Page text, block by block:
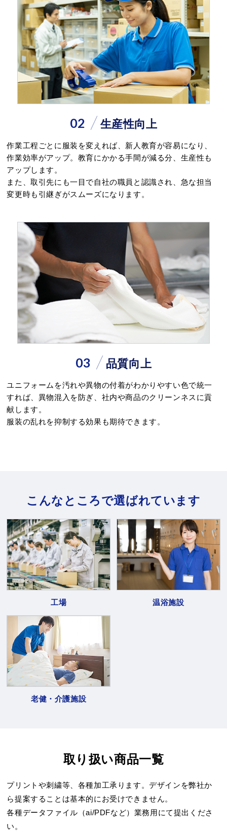
02 生産性向上
作業工程ごとに服装を変えれば、新人教育が容易になり、
作業効率がアップ。教育にかかる手間が減る分、生産性も
アップします。
また、取引先にも一目で自社の職員と認識され、急な担当
変更時も引継ぎがスムーズになります。
03 品質向上
ユニフォームを汚れや異物の付着がわかりやすい色で統一
すれば、異物混入を防ぎ、社内や商品のクリーンネスに貢
献します。
服装の乱れを抑制する効果も期待できます。
こんなところで選ばれています
工場 温浴施設
老健・介護施設
取り扱い商品一覧
プリントや刺繍等、各種加工承ります。デザインを弊社か
ら提案することは基本的にお受けできません。
各種データファイル（ai/PDFなど）業務用にて提出くださ
い。